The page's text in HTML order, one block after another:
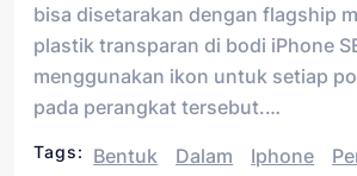
bisa disetarakan dengan flagship
plastik transparan di bodi iPhone
menggunakan ikon untuk setiap
pada perangkat tersebut.…
Tags: Bentuk Dalam Iphone